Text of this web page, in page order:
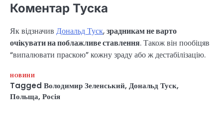
Коментар Туска
Як відзначив Дональд Туск,зрадникам не варто
очікувати на поблажливе ставлення. Також він пообіцяв
“випалювати праскою” кожну зраду або ж дестабілізацію.
НОВИНИ
Tagged Володимир Зеленський, Дональд Туск,
Польща, Росія